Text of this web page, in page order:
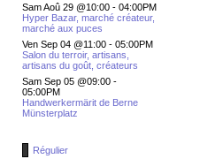
Sam Aoû 29 @10:00 - 04:00PM
Hyper Bazar, marché créateur,
marché aux puces
Ven Sep 04 @11:00 - 05:00PM
Salon du terroir, artisans,
artisans du goût, créateurs
Sam Sep 05 @09:00 -
05:00PM
Handwerkermärit de Berne
Münsterplatz
Régulier